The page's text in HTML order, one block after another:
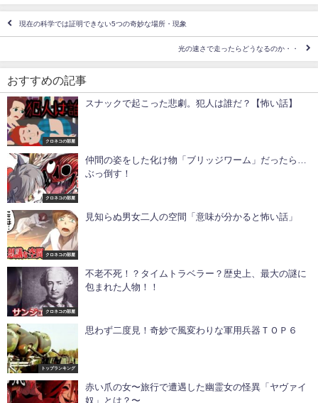
現在の科学では証明できない5つの奇妙な場所・現象
光の速さで走ったらどうなるのか・・
おすすめの記事
クロネコの部屋
スナックで起こった悲劇。犯人は誰だ？【怖い話】
クロネコの部屋
仲間の姿をした化け物「ブリッジワーム」だったら…
ぶっ倒す！
クロネコの部屋
見知らぬ男女二人の空間「意味が分かると怖い話」
クロネコの部屋
不老不死！？タイムトラベラー？歴史上、最大の謎に
包まれた人物！！
トップランキング
思わず二度見！奇妙で風変わりな軍用兵器ＴＯＰ６
赤い爪の女〜旅行で遭遇した幽霊女の怪異「ヤヴァイ
奴」とは？〜